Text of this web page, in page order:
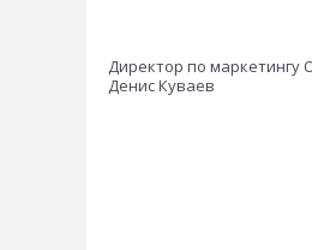
Директор по маркетингу
Денис Куваев